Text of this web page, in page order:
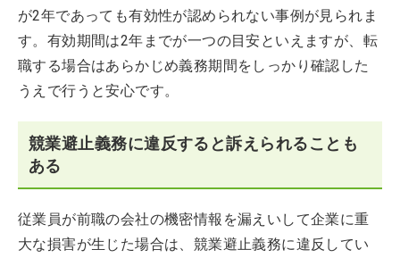
が2年であっても有効性が認められない事例が見られま
す。有効期間は2年までが一つの目安といえますが、転
職する場合はあらかじめ義務期間をしっかり確認した
うえで行うと安心です。
競業避止義務に違反すると訴えられることも
ある
従業員が前職の会社の機密情報を漏えいして企業に重
大な損害が生じた場合は、競業避止義務に違反してい